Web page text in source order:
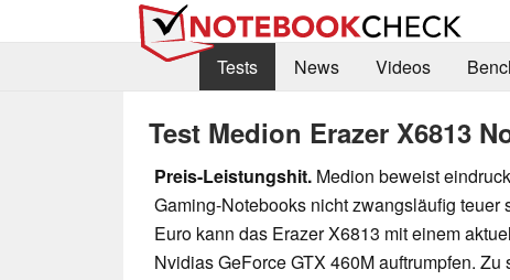
Tests
News Videos
Test Medion Erazer X6813
Preis-Leistungshit. Medion beweist
Gaming-Notebooks nicht zwangsläufig teuer
Euro kann das Erazer X6813 mit einem
Nvidias GeForce GTX 460M auftrumpfen.